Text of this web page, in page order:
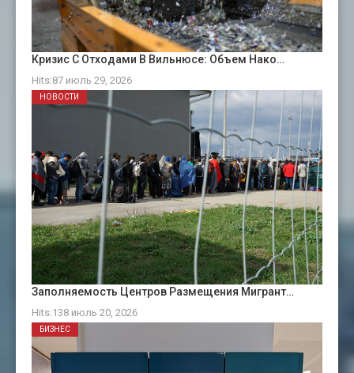
Кризис С Отходами В Вильнюсе: Объем Нако…
Hits:87 июль 29, 2026
Заполняемость Центров Размещения Мигрант…
Hits:138 июль 20, 2026
НОВОСТИ
БИЗНЕС